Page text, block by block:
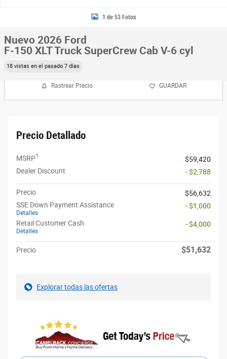
1 de 53 Fotos
Nuevo 2026 Ford
F-150 XLT Truck SuperCrew Cab V-6 cyl
18 vistas en el pasado 7 días
Rastrear Precio GUARDAR
Precio Detallado
MSRP1
$59,420
Dealer Discount
- $2,788
Precio
$56,632
SSE Down Payment Assistance
Detalles
- $1,000
Retail Customer Cash
Detalles
- $4,000
Precio $51,632
Explorar todas las ofertas